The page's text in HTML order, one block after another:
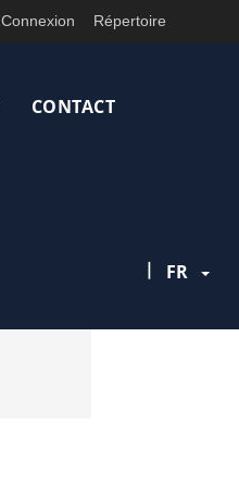
Connexion Répertoire
CONTACT
| FR